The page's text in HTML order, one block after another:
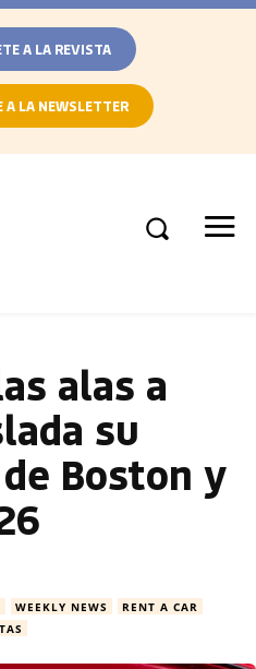
A LA REVISTA
A LA NEWSLETTER
alas a
su
Boston y
WEEKLY NEWS
RENT A CAR